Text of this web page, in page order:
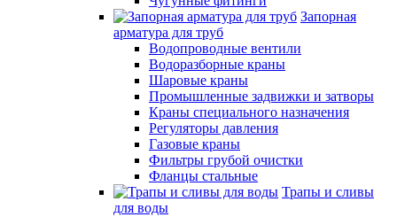
Запорная
арматура для труб
Водопроводные вентили
Водоразборные краны
Шаровые краны
Промышленные задвижки и затворы
Краны специального назначения
Регуляторы давления
Газовые краны
Фильтры грубой очистки
Фланцы стальные
Трапы и сливы
для воды